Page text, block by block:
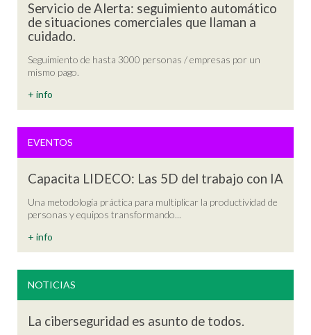
Servicio de Alerta: seguimiento automático
de situaciones comerciales que llaman a
cuidado.
Seguimiento de hasta 3000 personas / empresas por un
mismo pago.
+ info
EVENTOS
Capacita LIDECO: Las 5D del trabajo con IA
Una metodología práctica para multiplicar la productividad de
personas y equipos transformando...
+ info
NOTICIAS
La ciberseguridad es asunto de todos.